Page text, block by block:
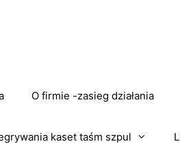
O firmie -zasieg działania
kaset taśm szpul